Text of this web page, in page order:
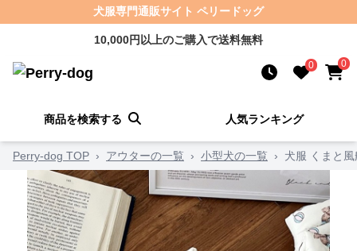
犬服専門通販サイト ペリードッグ
10,000円以上のご購入で送料無料
0 0
商品を検索する 人気ランキング
Perry-dog TOP › アウターの一覧 › 小型犬の一覧 › 犬服 くまと